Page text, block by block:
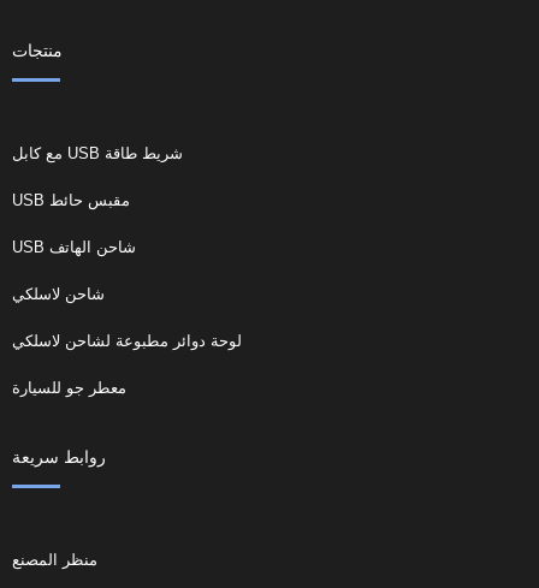
منتجات
شريط طاقة USB مع كابل
مقبس حائط USB
شاحن الهاتف USB
شاحن لاسلكي
لوحة دوائر مطبوعة لشاحن لاسلكي
معطر جو للسيارة
روابط سريعة
منظر المصنع